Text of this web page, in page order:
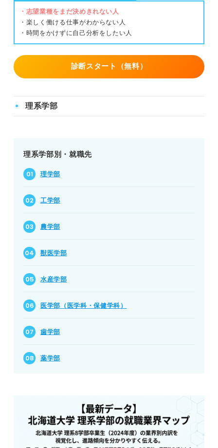
・志望業種をまだ決めきれない人
・楽しく働ける仕事がわからない人
・時間をかけずに自己分析をしたい人
診断スタート（無料）
理系学部
理系学部別・就職先
理学部
工学部
農学部
獣医学部
水産学部
医学部 （医学科・保健学科）
歯学部
薬学部